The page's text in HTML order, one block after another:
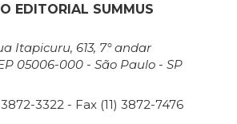
EDITORIAL SUMMUS
Itapicuru, 613, 7° andar
05006-000 - São Paulo - SP
3872-3322 - Fax (11) 3872-7476